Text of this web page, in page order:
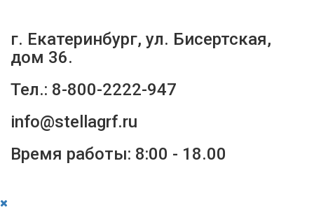
г. Екатеринбург, ул. Бисертская,
дом 36.
Тел.: 8-800-2222-947
info@stellagrf.ru
Время работы: 8:00 - 18.00